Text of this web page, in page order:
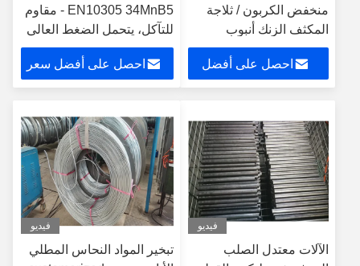
منخفض الكربون / ثلاجة
المكثف الزنك أنبوب
المغلفة
احصل على أفضل
EN10305 34MnB5 - مقاوم
للتآكل، يتحمل الضغط العالي
بأبعاد دقيقة
احصل على أفضل سعر
فيديو
الآلات معتدل الصلب
فيديو
تبخير المواد النحاس المطلي